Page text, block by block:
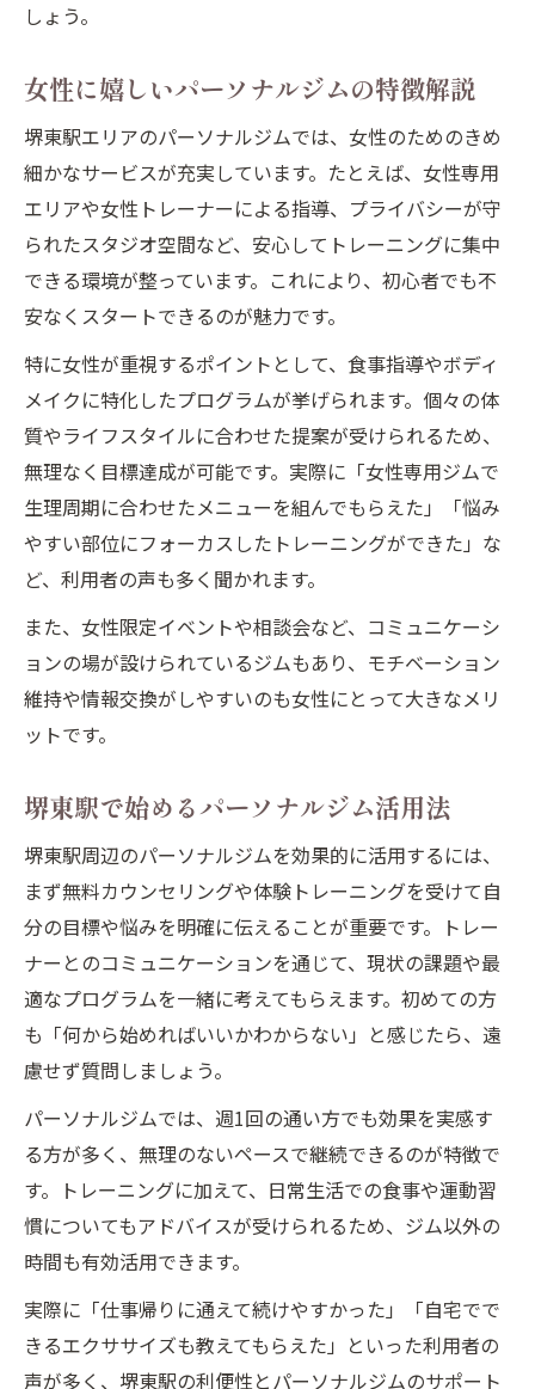
しょう。
女性に嬉しいパーソナルジムの特徴解説
堺東駅エリアのパーソナルジムでは、女性のためのきめ
細かなサービスが充実しています。たとえば、女性専用
エリアや女性トレーナーによる指導、プライバシーが守
られたスタジオ空間など、安心してトレーニングに集中
できる環境が整っています。これにより、初心者でも不
安なくスタートできるのが魅力です。
特に女性が重視するポイントとして、食事指導やボディ
メイクに特化したプログラムが挙げられます。個々の体
質やライフスタイルに合わせた提案が受けられるため、
無理なく目標達成が可能です。実際に「女性専用ジムで
生理周期に合わせたメニューを組んでもらえた」「悩み
やすい部位にフォーカスしたトレーニングができた」な
ど、利用者の声も多く聞かれます。
また、女性限定イベントや相談会など、コミュニケーシ
ョンの場が設けられているジムもあり、モチベーション
維持や情報交換がしやすいのも女性にとって大きなメリ
ットです。
堺東駅で始めるパーソナルジム活用法
堺東駅周辺のパーソナルジムを効果的に活用するには、
まず無料カウンセリングや体験トレーニングを受けて自
分の目標や悩みを明確に伝えることが重要です。トレー
ナーとのコミュニケーションを通じて、現状の課題や最
適なプログラムを一緒に考えてもらえます。初めての方
も「何から始めればいいかわからない」と感じたら、遠
慮せず質問しましょう。
パーソナルジムでは、週1回の通い方でも効果を実感す
る方が多く、無理のないペースで継続できるのが特徴で
す。トレーニングに加えて、日常生活での食事や運動習
慣についてもアドバイスが受けられるため、ジム以外の
時間も有効活用できます。
実際に「仕事帰りに通えて続けやすかった」「自宅でで
きるエクササイズも教えてもらえた」といった利用者の
声が多く、堺東駅の利便性とパーソナルジムのサポート